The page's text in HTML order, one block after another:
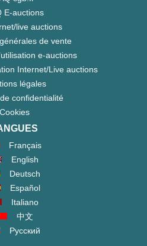
E-auctions
live auctions
de vente
e-auctions
Internet/Live auctions
légales
confidentialité
Cookies
Français
English
Deutsch
Español
Italiano
中文
Русский